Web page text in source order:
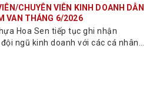
CHUYÊN VIÊN KINH DOANH DẪN
VAN THÁNG 6/2026
Hoa Sen tiếp tục ghi nhận
ngũ kinh doanh với các cá nhân